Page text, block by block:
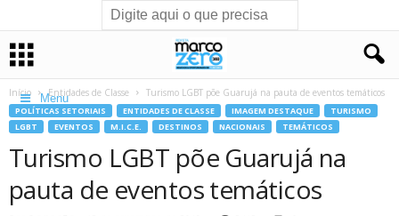
Menu
Início Entidades de Classe Turismo LGBT põe Guarujá na pauta de eventos temáticos
POLÍTICAS SETORIAIS ENTIDADES DE CLASSE IMAGEM DESTAQUE
TURISMO
LGBT
EVENTOS M.I.C.E. DESTINOS NACIONAIS TEMÁTICOS
Turismo LGBT põe Guarujá na
pauta de eventos temáticos